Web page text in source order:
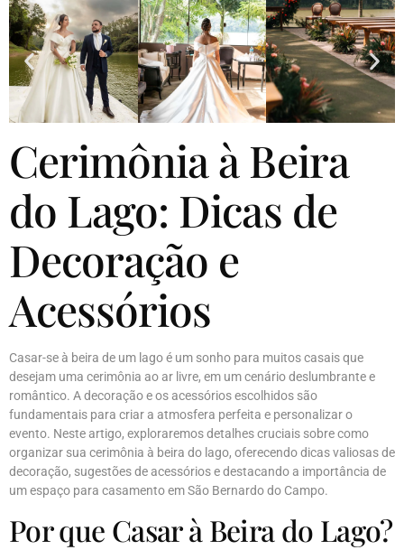
Cerimônia à Beira
do Lago: Dicas de
Decoração e
Acessórios
Casar-se à beira de um lago é um sonho para muitos casais que
desejam uma cerimônia ao ar livre, em um cenário deslumbrante e
romântico. A decoração e os acessórios escolhidos são
fundamentais para criar a atmosfera perfeita e personalizar o
evento. Neste artigo, exploraremos detalhes cruciais sobre como
organizar sua cerimônia à beira do lago, oferecendo dicas valiosas de
decoração, sugestões de acessórios e destacando a importância de
um espaço para casamento em São Bernardo do Campo.
Por que Casar à Beira do Lago?